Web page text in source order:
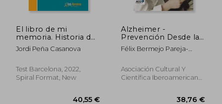
El libro de mi
memoria. Historia de
vida (in Spanish)
Jordi Peña Casanova
Test Barcelona, 2022,
Spiral Format, New
Alzheimer -
Prevención Desde la
Niñez (in Spanish)
Félix Bermejo Pareja-
Asociación Cultural Y
Científica Iberoamericana,